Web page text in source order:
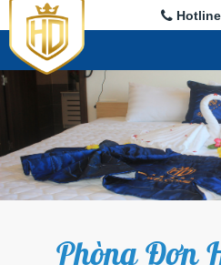
Phòng Đơn